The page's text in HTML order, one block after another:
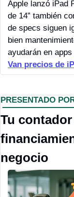
Apple lanzó iPad
de 14” también
de specs siguen
bien
Van precios de
PRESENTADO
Tu
negocio